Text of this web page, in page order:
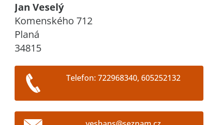
Jan Veselý
Komenského 712
Planá
34815
Telefon: 722968340, 605252132